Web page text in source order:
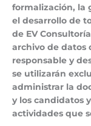
formalización, la
el desarrollo de
de EV
archivo de datos
responsable y
se utilizarán
administrar la
y los candidatos
actividades que